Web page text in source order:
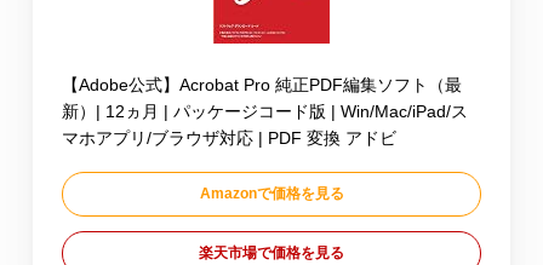
【Adobe公式】Acrobat Pro 純正PDF編集ソフト（最
新）| 12ヵ月 | パッケージコード版 | Win/Mac/iPad/ス
マホアプリ/ブラウザ対応 | PDF 変換 アドビ
Amazonで価格を見る
楽天市場で価格を見る